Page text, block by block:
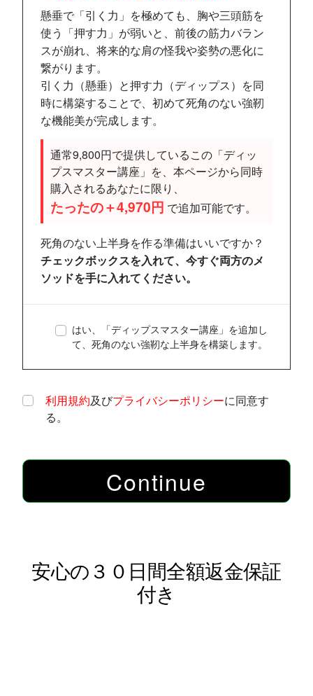
懸垂で「引く力」を極めても、胸や三頭筋を
使う「押す力」が弱いと、前後の筋力バラン
スが崩れ、将来的な肩の怪我や姿勢の悪化に
繋がります。
引く力（懸垂）と押す力（ディップス）を同
時に構築することで、初めて死角のない強靭
な機能美が完成します。
通常9,800円で提供しているこの「ディッ
プスマスター講座」を、本ページから同時
購入されるあなたに限り、
たったの＋4,970円 で追加可能です。
死角のない上半身を作る準備はいいですか？
チェックボックスを入れて、今すぐ両方のメ
ソッドを手に入れてください。
はい、「ディップスマスター講座」を追加し
て、死角のない強靭な上半身を構築します。
利用規約及びプライバシーポリシーに同意す
る。
Continue
安心の３０日間全額返金保証
付き